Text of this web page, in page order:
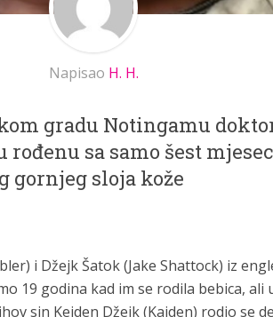
Napisao H. H.
gradu Notingamu
sa samo šest
gornjeg sloja kože
i Džejk Šatok (Jake Shattock) iz
19 godina kad im se rodila bebica, ali
sin Kejden Džejk (Kaiden) rodio se